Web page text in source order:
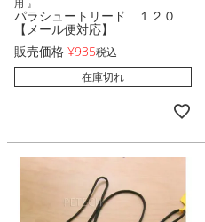
用 』
パラシュートリード １２０
【メール便対応】
販売価格 ¥935税込
在庫切れ